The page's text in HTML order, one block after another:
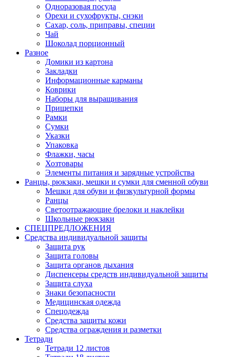
Одноразовая посуда
Орехи и сухофрукты, снэки
Сахар, соль, приправы, специи
Чай
Шоколад порционный
Разное
Домики из картона
Закладки
Информационные карманы
Коврики
Наборы для выращивания
Прищепки
Рамки
Сумки
Указки
Упаковка
Флажки, часы
Хозтовары
Элементы питания и зарядные устройства
Ранцы, рюкзаки, мешки и сумки для сменной обуви
Мешки для обуви и физкультурной формы
Ранцы
Светоотражающие брелоки и наклейки
Школьные рюкзаки
СПЕЦПРЕДЛОЖЕНИЯ
Средства индивидуальной защиты
Защита рук
Защита головы
Защита органов дыхания
Диспенсеры средств индивидуальной защиты
Защита слуха
Знаки безопасности
Медицинская одежда
Спецодежда
Средства защиты кожи
Средства ограждения и разметки
Тетради
Тетради 12 листов